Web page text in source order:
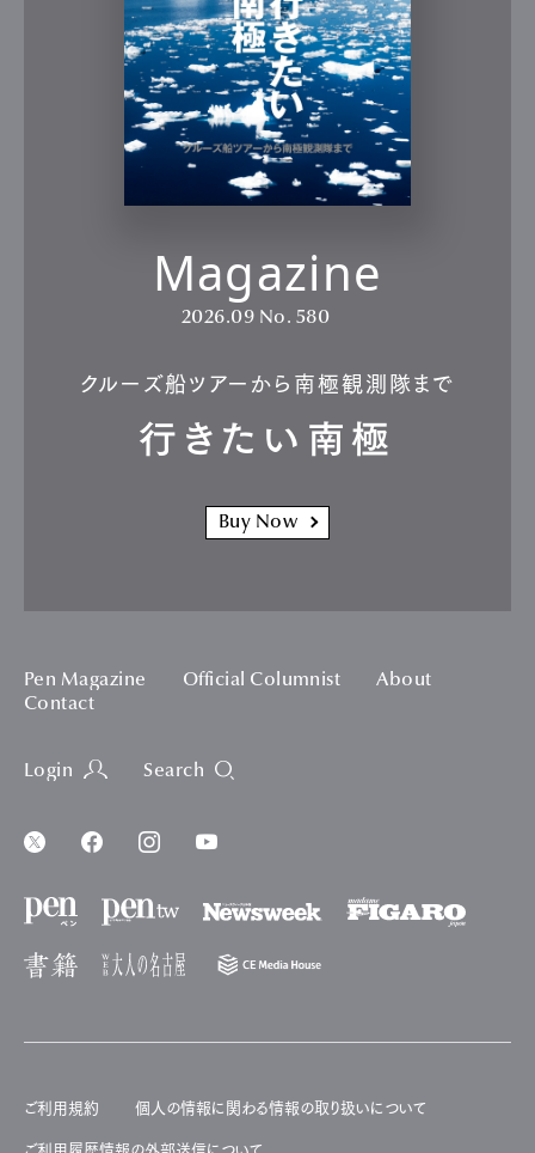
Magazine
2026.09 No. 580
クルーズ船ツアーから南極観測隊まで
行きたい南極
Buy Now
Pen Magazine Official Columnist
About
Contact
Login Search
ご利用規約 個人の情報に関わる情報の取り扱いについて